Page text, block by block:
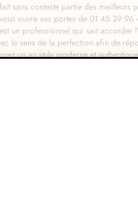
sans conteste partie des
ouvre ses portes de 01 45 39
un professionnel qui sait accorder
le sens de la perfection afin de
un au style moderne et
Deville met à profit les
toutes vos demandes. Les gestes
pour réaliser sa prochaine coupe.
Patricia Deville propose aussi à
cheveux et sa coupe ou sa couleur
Deville saura la réaliser avec talent